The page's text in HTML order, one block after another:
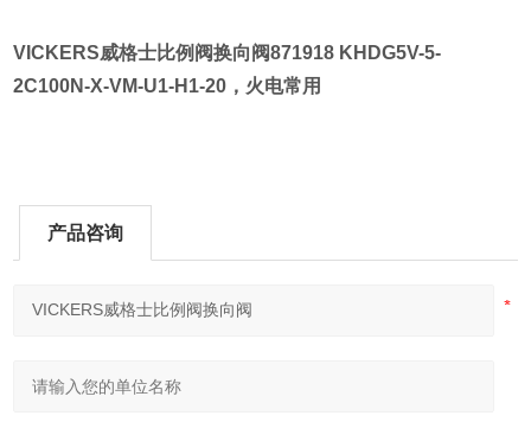
VICKERS威格士比例阀换向阀871918 KHDG5V-5-
2C100N-X-VM-U1-H1-20，火电常用
产品咨询